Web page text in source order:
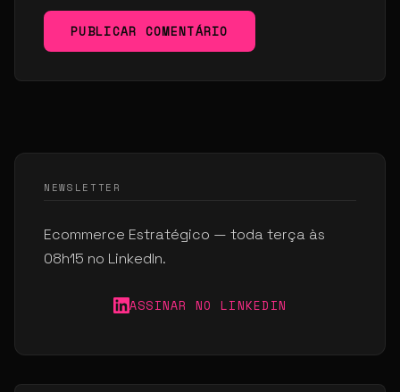
PUBLICAR COMENTÁRIO
NEWSLETTER
Ecommerce Estratégico — toda terça às
08h15 no LinkedIn.
ASSINAR NO LINKEDIN